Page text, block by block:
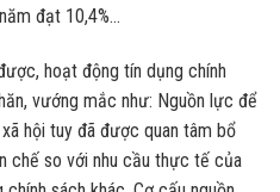
đạt 10,4%…
hoạt động tín dụng chính
vướng mắc như: Nguồn lực để
hội tuy đã được quan tâm bổ
chế so với nhu cầu thực tế của